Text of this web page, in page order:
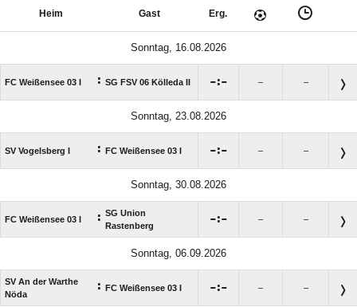
Heim Gast Erg.
Sonntag, 16.08.2026
FC Weißensee 03 I : SG FSV 06 Kölleda II : – –
Sonntag, 23.08.2026
SV Vogelsberg I : FC Weißensee 03 I : – –
Sonntag, 30.08.2026
FC Weißensee 03 I : SG Union
Rastenberg
: – –
Sonntag, 06.09.2026
SV An der Warthe
Nöda
: FC Weißensee 03 I : – –